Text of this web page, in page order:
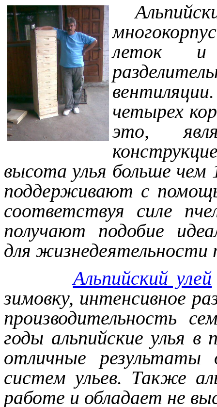
леток
четырех
это,
высота улья больше
поддерживают с
соответствуя силе
получают подобие
для жизнедеятельности
Альпийский улей
зимовку, интенсивное
производительность
годы альпийские улья в
отличные результаты
систем ульев. Также
работе и обладает не